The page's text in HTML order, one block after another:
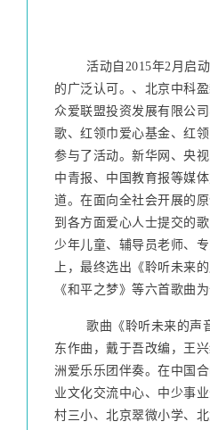
的广泛认可。、北京中科
众爱联盟投资发展有限公
歌、红领巾爱心基金、红
参与了活动。新华网、央
中青报、中国教育报等媒
道。在面向全社会开展的
到各方面爱心人士提交的
少年儿童、辅导员老师、
上，最终选出《聆听未来
《和平之梦》等六首歌曲为
东作曲，戴于吾改编，王
洲爱乐乐团伴奏。在中国
业文化交流中心、中少事
村三小、北京翠微小学、